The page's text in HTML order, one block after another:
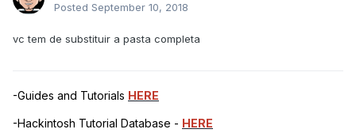
Posted September 10, 2018
vc tem de substituir a pasta completa
-Guides and Tutorials HERE
-Hackintosh Tutorial Database - HERE